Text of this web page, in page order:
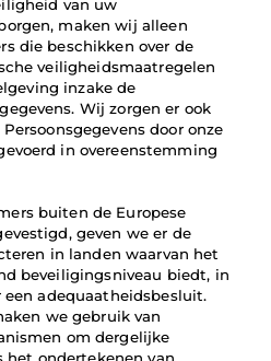
van uw
maken wij alleen
die beschikken over de
veiligheidsmaatregelen
inzake de
Wij zorgen er ook
door onze
in overeenstemming
buiten de Europese
geven we er de
in landen waarvan het
beveiligingsniveau biedt, in
adequaatheidsbesluit.
we gebruik van
om dergelijke
het ondertekenen van